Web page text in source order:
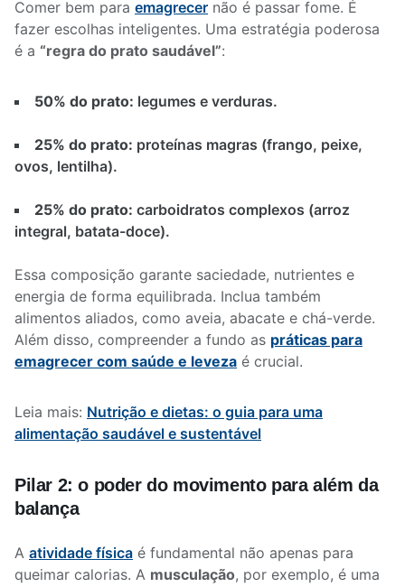
Comer bem para emagrecer não é passar fome. É
fazer escolhas inteligentes. Uma estratégia poderosa
é a “regra do prato saudável”:
50% do prato: legumes e verduras.
25% do prato: proteínas magras (frango, peixe,
ovos, lentilha).
25% do prato: carboidratos complexos (arroz
integral, batata-doce).
Essa composição garante saciedade, nutrientes e
energia de forma equilibrada. Inclua também
alimentos aliados, como aveia, abacate e chá-verde.
Além disso, compreender a fundo as práticas para
emagrecer com saúde e leveza é crucial.
Leia mais: Nutrição e dietas: o guia para uma
alimentação saudável e sustentável
Pilar 2: o poder do movimento para além da
balança
A atividade física é fundamental não apenas para
queimar calorias. A musculação, por exemplo, é uma